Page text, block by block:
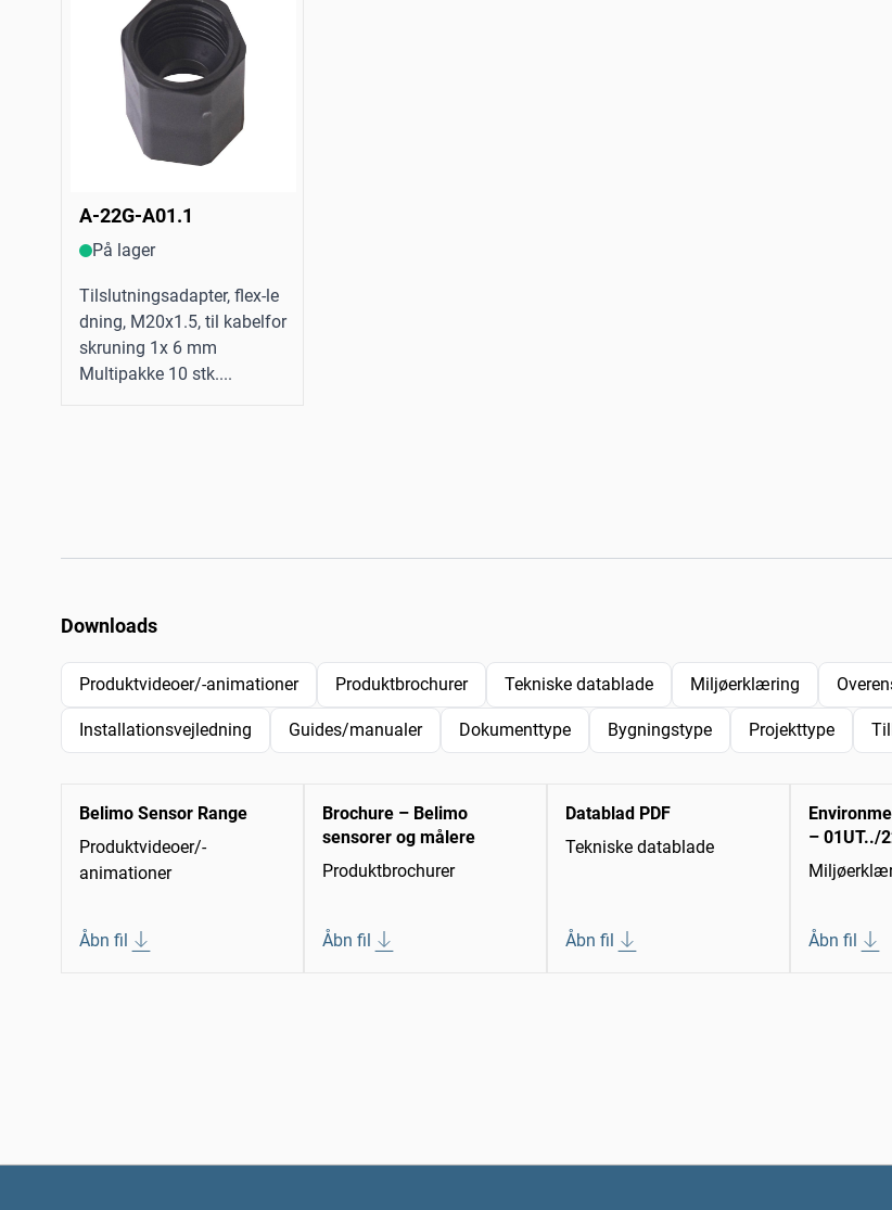
A-22G-A01.1
På lager
Tilslutningsadapter, flex-le
dning, M20x1.5, til kabelfor
skruning 1x 6 mm
Multipakke 10 stk....
Downloads
Produktvideoer/-animationer Produktbrochurer Tekniske datablade Miljøerklæring
Installationsvejledning Guides/manualer Dokumenttype Bygningstype Projekttype
Belimo Sensor Range
Produktvideoer/-
animationer
Åbn fil
Brochure – Belimo
sensorer og målere
Produktbrochurer
Åbn fil
Datablad PDF
Tekniske datablade
Åbn fil
– 01UT../
Åbn fil